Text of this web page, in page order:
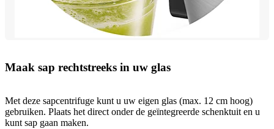
Maak sap rechtstreeks in uw glas
Met deze sapcentrifuge kunt u uw eigen glas (max. 12 cm hoog)
gebruiken. Plaats het direct onder de geïntegreerde schenktuit en u
kunt sap gaan maken.